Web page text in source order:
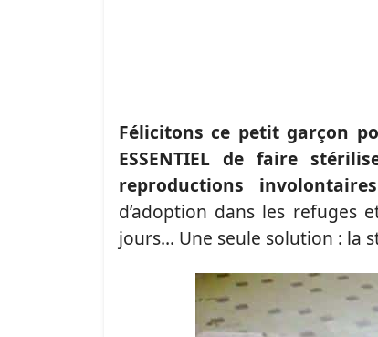
Félicitons ce petit garçon
ESSENTIEL de faire
reproductions
d’adoption dans les refuges
jours… Une seule solution : la